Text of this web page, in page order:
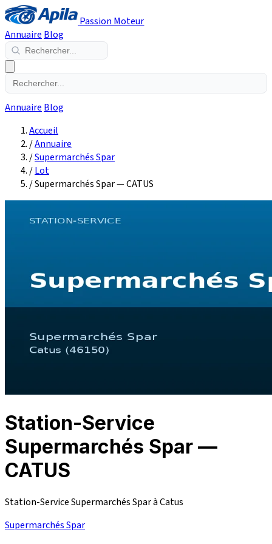
Passion Moteur
Annuaire Blog
Annuaire Blog
Accueil
/Annuaire
/Supermarchés Spar
/Lot
/Supermarchés Spar — CATUS
Station-Service
Supermarchés Spar —
CATUS
Station-Service Supermarchés Spar à Catus
Supermarchés Spar